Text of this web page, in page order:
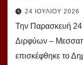
24 ΙΟΥΛΊΟΥ 2026
Την Παρασκευή 24
Διρφύων –
επισκέφθηκε το